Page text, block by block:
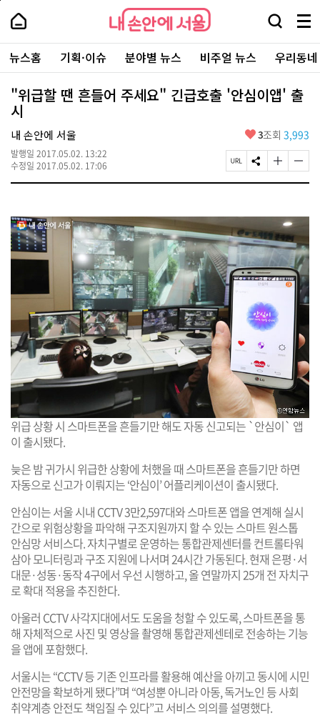
본
로
가
내
손
안
에
서
울
-
서
울
시
대
표
소
통
포
내
손
에
울
검
창
열
기
메
뉴
전
체
보
기
주
요
서
뉴스홈 기획·이슈 분야별 뉴스 비주얼 뉴스 우리동
"위급할 땐 흔들어 주세요" 긴급호출 '안심이앱' 출
시
내 손안에 서울
발행일 2017.05.02. 13:22
수정일 2017.05.02. 17:06
좋
요
3조회 3,993
페
이
R
L
복
사
S
N
유
하
기
글
자
크
게
변
경
하
기
글
자
작
게
변
경
하
기
위급 상황 시 스마트폰을 흔들기만 해도 자동 신고되는 `안심이` 앱
이 출시됐다.
늦은 밤 귀가시 위급한 상황에 처했을 때 스마트폰을 흔들기만 하면
자동으로 신고가 이뤄지는 ‘안심이’ 어플리케이션이 출시됐다.
안심이는 서울 시내 CCTV 3만2,597대와 스마트폰 앱을 연계해 실시
간으로 위험상황을 파악해 구조지원까지 할 수 있는 스마트 원스톱
안심망 서비스다. 자치구별로 운영하는 통합관제센터를 컨트롤타워
삼아 모니터링과 구조 지원에 나서며 24시간 가동된다. 현재 은평·서
대문·성동·동작 4구에서 우선 시행하고, 올 연말까지 25개 전 자치구
로 확대 적용을 추진한다.
아울러 CCTV 사각지대에서도 도움을 청할 수 있도록, 스마트폰을 통
해 자체적으로 사진 및 영상을 촬영해 통합관제센테로 전송하는 기능
을 앱에 포함했다.
서울시는 “CCTV 등 기존 인프라를 활용해 예산을 아끼고 동시에 시민
안전망을 확보하게 됐다”며 “여성뿐 아니라 아동, 독거노인 등 사회
취약계층 안전도 책임질 수 있다”고 서비스 의의를 설명했다.
페
상
단
로